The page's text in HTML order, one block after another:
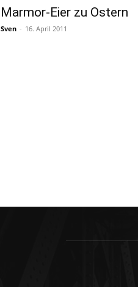
Marmor-Eier zu Ostern
Sven - 16. April 2011